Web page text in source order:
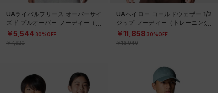
UAライバルフリース オーバーサイ
ズド プルオーバー フーディー（ト
レーニング/WOMEN）
￥5,544 30%OFF
￥7,920
UAヘイロー コールドウェザー 1/2
ジップ フーディー（トレーニング/
MEN）
￥11,858 30%OFF
￥16,940